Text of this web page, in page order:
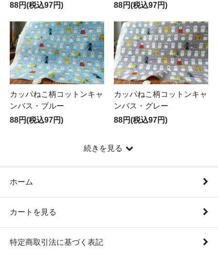
88円(税込97円)
88円(税込97円)
カッパねこ柄コットンキャ
ンバス・ブルー
88円(税込97円)
カッパねこ柄コットンキャ
ンバス・グレー
88円(税込97円)
続きを見る
ホーム
カートを見る
特定商取引法に基づく表記